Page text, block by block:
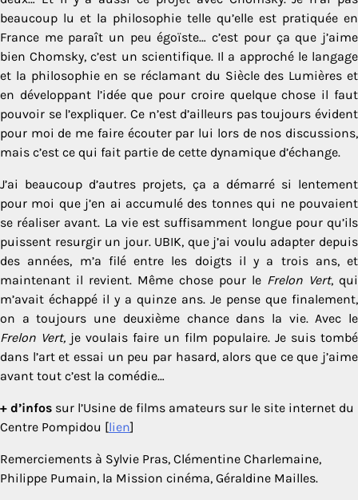
beaucoup lu et la philosophie telle qu’elle est pratiquée en
France me paraît un peu égoïste… c’est pour ça que j’aime
bien Chomsky, c’est un scientifique. Il a approché le langage
et la philosophie en se réclamant du Siècle des Lumières et
en développant l’idée que pour croire quelque chose il faut
pouvoir se l’expliquer. Ce n’est d’ailleurs pas toujours évident
pour moi de me faire écouter par lui lors de nos discussions,
mais c’est ce qui fait partie de cette dynamique d’échange.
J’ai beaucoup d’autres projets, ça a démarré si lentement
pour moi que j’en ai accumulé des tonnes qui ne pouvaient
se réaliser avant. La vie est suffisamment longue pour qu’ils
puissent resurgir un jour. UBIK, que j’ai voulu adapter depuis
des années, m’a filé entre les doigts il y a trois ans, et
maintenant il revient. Même chose pour le Frelon Vert, qui
m’avait échappé il y a quinze ans. Je pense que finalement,
on a toujours une deuxième chance dans la vie. Avec le
Frelon Vert, je voulais faire un film populaire. Je suis tombé
dans l’art et essai un peu par hasard, alors que ce que j’aime
avant tout c’est la comédie…
+ d’infos sur l’Usine de films amateurs sur le site internet du
Centre Pompidou [lien]
Remerciements à Sylvie Pras, Clémentine Charlemaine,
Philippe Pumain, la Mission cinéma, Géraldine Mailles.